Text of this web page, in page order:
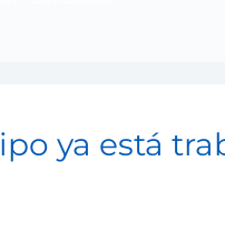
ya está